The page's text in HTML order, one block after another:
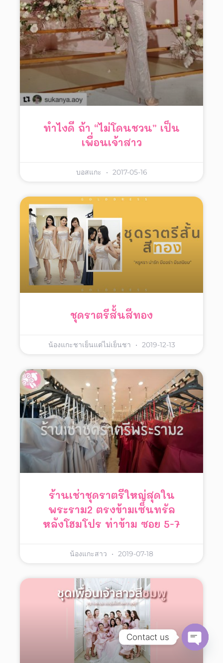
ทำไงดี ถ้า “ไม่โดนชวน” เป็น
เพื่อนเจ้าสาว
บอสแกะ 2017-05-16
ชุดราตรีสั้นสีทอง
น้องแกะชาเย็นแต่ไม่เย็นชา 2019-12-13
ร้านเช่าชุดราตรีใหญ่สุดใน
พระราม2 ตรงข้ามเซ็นทรัล
หลังโฮมโปร ท่าข้าม ซอย 5-7
น้องแกะสาว 2019-07-18
Contact us